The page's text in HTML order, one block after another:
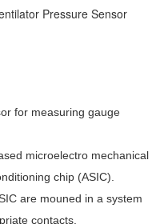
Pressure Sensor
for measuring gauge
microelectro mechanical
chip (ASIC).
are mouned in a system
contacts.